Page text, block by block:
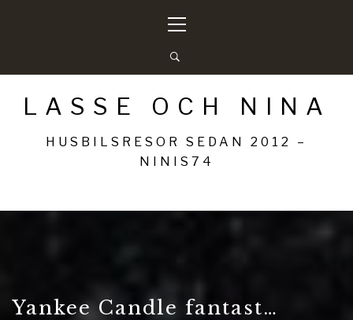
meny
LASSE OCH NINA
HUSBILSRESOR SEDAN 2012 –
NINIS74
Yankee Candle fantast…